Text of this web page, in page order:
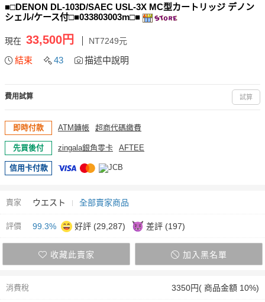
■□DENON DL-103D/SAEC USL-3X MC型カートリッジ デノン
シェル/ケース付□■033803003m□■
現在 33,500円 NT7249元
結束 43 描述中說明
費用試算 試算
即時付款 ATM轉帳 超商代碼繳費
先買後付 zingala銀角零卡 AFTEE
信用卡付款
賣家 ウエスト 全部賣家商品
評價 99.3% 好評 (29,287) 差評 (197)
收藏此賣家 加入黑名單
消費稅 3350円( 商品金額 10%)